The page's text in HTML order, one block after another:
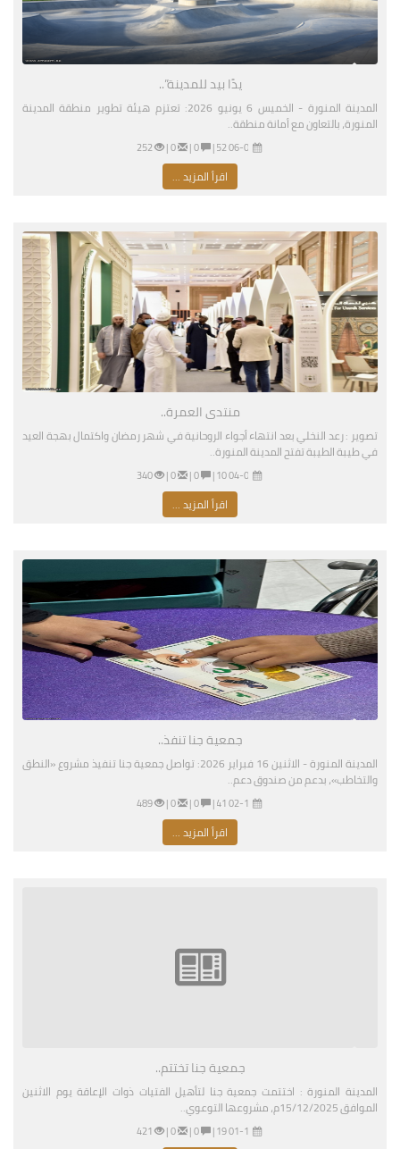
يدًا بيد للمدينة”..
المدينة المنورة - الخميس 6 يونيو 2026: تعتزم هيئة تطوير منطقة المدينة
المنورة، بالتعاون مع أمانة منطقة..
06-04-2026 04:52 مساءً |
0 |
0 |
252
اقرأ المزيد ...
منتدى العمرة..
تصوير : رعد النخلي بعد انتهاء أجواء الروحانية في شهر رمضان واكتمال بهجة العيد
في طيبة الطيبة تفتح المدينة المنورة..
04-02-2026 07:10 مساءً |
0 |
0 |
340
اقرأ المزيد ...
جمعية جنا تنفذ..
المدينة المنورة - الاثنين 16 فبراير 2026: تواصل جمعية جنا تنفيذ مشروع «النطق
والتخاطب»، بدعم من صندوق دعم..
02-16-2026 04:41 مساءً |
0 |
0 |
489
اقرأ المزيد ...
جمعية جنا تختتم..
المدينة المنورة : اختتمت جمعية جنا لتأهيل الفتيات ذوات الإعاقة يوم الاثنين
الموافق 15/12/2025م، مشروعها التوعوي..
01-11-2026 03:19 مساءً |
0 |
0 |
421